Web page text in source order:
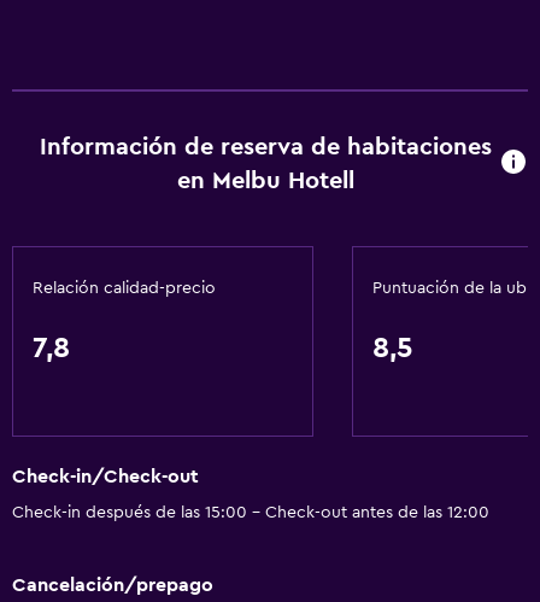
Información de reserva de habitaciones
en Melbu Hotell
Relación calidad-precio
7,8
Puntuación de la
8,5
Check-in/Check-out
Check-in después de las 15:00 - Check-out antes de las 12:00
Cancelación/prepago